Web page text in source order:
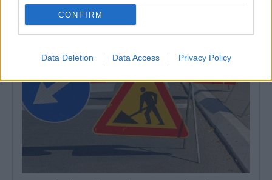
CONFIRM
Data Deletion Data Access Privacy Policy
6 Agosto, 2026 - 12:15